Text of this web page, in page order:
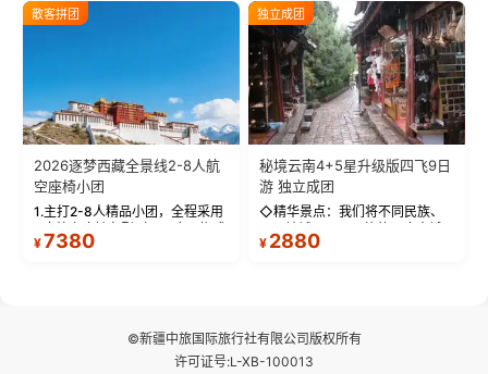
反根本不是事儿 ！ 【无人机航
拍】-雪山/圣湖/...
城堡寺院于一体的宏伟建筑，是
西藏最完整的古代...
散客拼团
2026逐梦西藏全景线2-8人航
空座椅小团
1.主打2-8人精品小团，全程采用
9座航空座椅车型（360度环抱式
座舱），提供VIP级别的舒适出行
¥7380
独立成团
秘境云南4+5星升级版四飞9日
游 独立成团
◇精华景点：我们将不同民族、
不同地域、不同风格的三座古城
—【大理古城、丽江古城、香格
¥ 2880
©新疆中旅国际旅行社有限公司版权所有
许可证号:L-XB-100013